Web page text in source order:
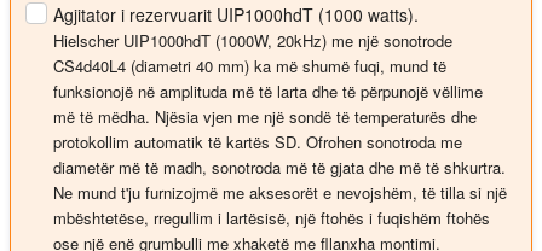
Agjitator i rezervuarit UIP1000hdT (1000 watts).
Hielscher UIP1000hdT (1000W, 20kHz) me një sonotrode
CS4d40L4 (diametri 40 mm) ka më shumë fuqi, mund të
funksionojë në amplituda më të larta dhe të përpunojë vëllime
më të mëdha. Njësia vjen me një sondë të temperaturës dhe
protokollim automatik të kartës SD. Ofrohen sonotroda me
diametër më të madh, sonotroda më të gjata dhe më të shkurtra.
Ne mund t'ju furnizojmë me aksesorët e nevojshëm, të tilla si një
mbështetëse, rregullim i lartësisë, një ftohës i fuqishëm ftohës
ose një enë grumbulli me xhaketë me fllanxha montimi.